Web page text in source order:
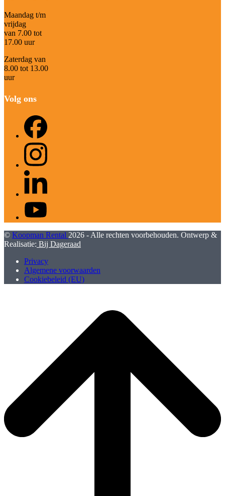
Maandag t/m
vrijdag
van 7.00 tot
17.00 uur
Zaterdag van
8.00 tot 13.00
uur
Volg ons
Instagram
© Koopman Rental 2026 - Alle rechten voorbehouden. Ontwerp &
Realisatie: Bij Dageraad
Privacy
Algemene voorwaarden
Cookiebeleid (EU)